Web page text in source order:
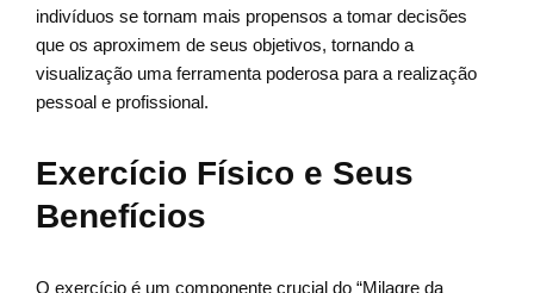
indivíduos se tornam mais propensos a tomar decisões
que os aproximem de seus objetivos, tornando a
visualização uma ferramenta poderosa para a realização
pessoal e profissional.
Exercício Físico e Seus
Benefícios
O exercício é um componente crucial do “Milagre da